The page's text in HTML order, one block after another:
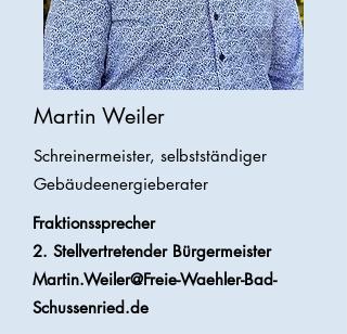
Martin Weiler
Schreinermeister, selbstständiger
Gebäudeenergieberater
Fraktionssprecher
2. Stellvertretender Bürgermeister
Martin.Weiler@Freie-Waehler-Bad-
Schussenried.de